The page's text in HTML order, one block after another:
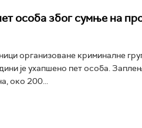
особа због сумње на
организоване криминалне
је ухапшено пет особа.
око 200...